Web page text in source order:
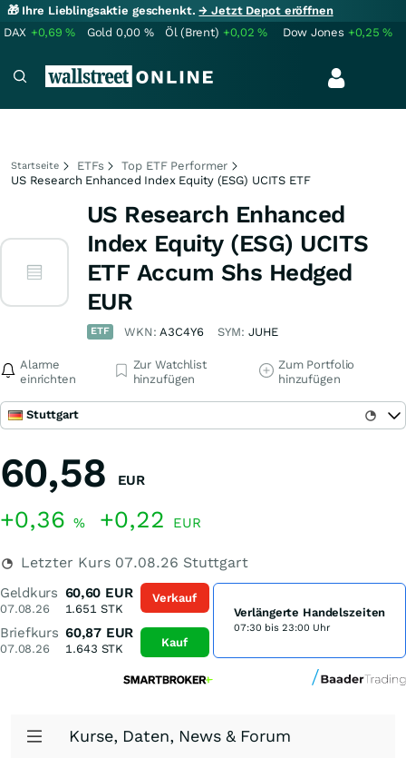
🎁 Ihre Lieblingsaktie geschenkt.→ Jetzt Depot eröffnen
DAX +0,69% Gold 0,00 % Öl (Brent) +0,02% Dow Jones +0,25%
Startseite ETFs
Top ETF Performer
US Research Enhanced Index Equity (ESG) UCITS ETF
US Research Enhanced
Index Equity (ESG) UCITS
ETF Accum Shs Hedged
EUR
ETF WKN:A3C4Y6 SYM: JUHE
Alarme
einrichten
Zur Watchlist
hinzufügen
Zum Portfolio
hinzufügen
Stuttgart
60,58 EUR
+0,36 % +0,22 EUR
Letzter Kurs 07.08.26 Stuttgart
Geldkurs
07.08.26
60,60 EUR
1.651 STK
Briefkurs
07.08.26
60,87 EUR
1.643 STK
Verkauf
Kauf
Verlängerte Handelszeiten
07:30 bis 23:00 Uhr
Kurse, Daten, News & Forum